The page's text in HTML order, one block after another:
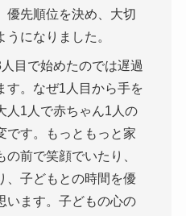
優先順位を決め、大切
になりました。
目で始めたのでは遅過
す。なぜ1人目から手を
人1人で赤ちゃん1人の
です。もっともっと家
前で笑顔でいたり、
、子どもとの時間を優
います。子どもの心の